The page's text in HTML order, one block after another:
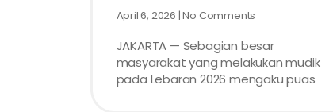
April 6, 2026 No Comments
JAKARTA — Sebagian besar
masyarakat yang melakukan mudik
pada Lebaran 2026 mengaku puas